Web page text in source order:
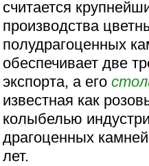
считается
производства
полудрагоценных
обеспечивает две
экспорта, а его
известная как
колыбелью
драгоценных
лет.